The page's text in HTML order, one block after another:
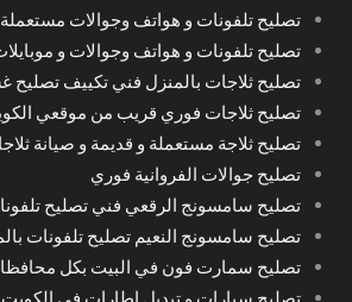
تصليح تلفونات و هواتف وجوالات
تصليح تلفونات و هواتف وجوالات و
تصليح ثلاجات بالمنزل فني تكييف تصليح
تصليح ثلاجات فوري قريب من موقعي
تصليح ثلاجة مستعملة و قديمة و صيانة
تصليح جوالات الفروانية فوري
تصليح سامسونج الرقعي فني تصليح
تصليح سامسونج النعيم تصليح تلفونات
تصليح سمارت فون في البيت بكل محافظات
تصليح سيارات و تبديل اطارات في الكويت 24 ساعة